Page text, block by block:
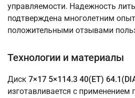
управляемости. Надежность
подтверждена многолетним
положительными отзывами
Технологии и материалы
Диск 7×17 5×114.3 40(ET)
изготавливается с применением